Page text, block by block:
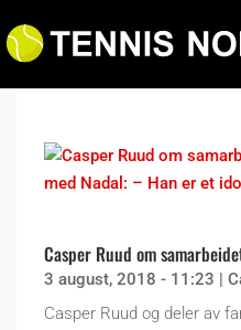
Casper Ruud om
3 august, 2018 - 11:23 |
Casper Ruud og deler av